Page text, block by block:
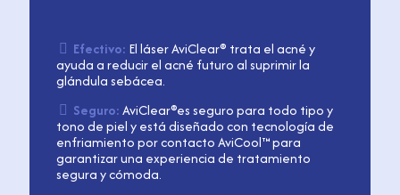
Efectivo: El láser AviClear® trata el acné y
ayuda a reducir el acné futuro al suprimir la
glándula sebácea.
Seguro:AviClear®es seguro para todo tipo y
tono de piel y está diseñado con tecnología de
enfriamiento por contacto AviCool™ para
garantizar una experiencia de tratamiento
segura y cómoda.